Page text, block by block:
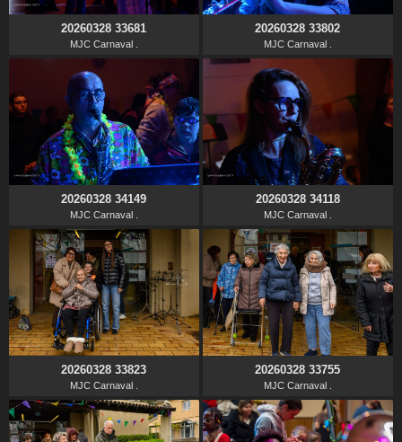
20260328 33681
MJC Carnaval .
20260328 33802
MJC Carnaval .
20260328 34149
MJC Carnaval .
20260328 34118
MJC Carnaval .
20260328 33823
MJC Carnaval .
20260328 33755
MJC Carnaval .